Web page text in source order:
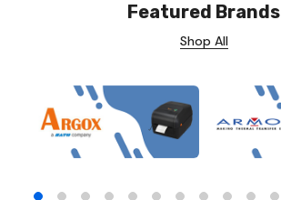
Featured Brands
Shop All